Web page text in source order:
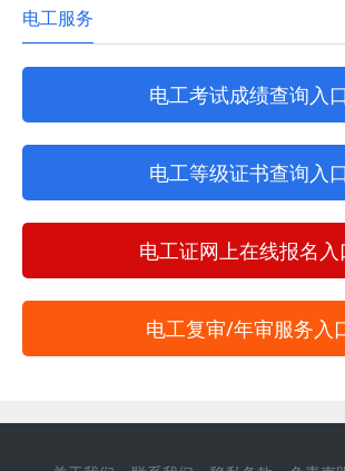
电工服务
电工考试成绩查询入口
电工等级证书查询入口
电工证网上在线报名入
电工复审/年审服务入